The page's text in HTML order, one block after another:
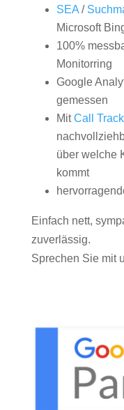
SEA/
Microsoft
100%
Monitorring
Google
gemessen
MitCall
über welche
kommt
Einfach nett,
zuverlässig.
Sprechen Sie mit